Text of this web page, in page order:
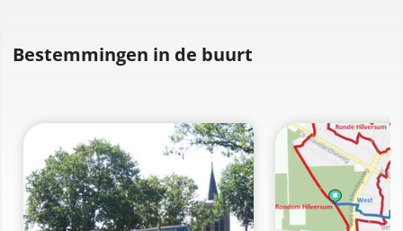
Bestemmingen in de buurt